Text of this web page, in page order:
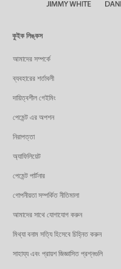
কুইক লিঙ্কস
আমাদের সম্পর্কে
ব্যবহারের শর্তাবলী
দায়িত্বশীল গেইমিং
পেমেন্ট এর অপশন
নিরাপত্তা
অ্যাফিলিয়েট
পেমেন্ট পার্টনার
গোপনীয়তা সম্পর্কিত নীতিমালা
আমাদের সাথে যোগাযোগ করুন
মিথ্যা বনাম সত্যি হিসেবে চিহ্নিত করুন
সাহায্য এবং প্রায়শ জিজ্ঞাসিত প্রশ্নগুলি